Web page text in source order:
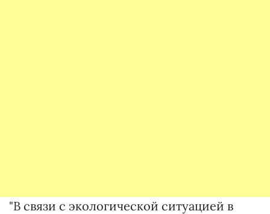
"В связи с экологической ситуацией в